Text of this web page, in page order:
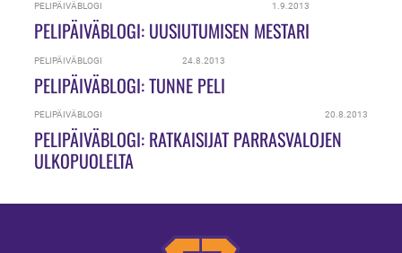
PELIPÄIVÄBLOGI 1.9.2013
PELIPÄIVÄBLOGI: UUSIUTUMISEN MESTARI
PELIPÄIVÄBLOGI 24.8.2013
PELIPÄIVÄBLOGI: TUNNE PELI
PELIPÄIVÄBLOGI 20.8.2013
PELIPÄIVÄBLOGI: RATKAISIJAT PARRASVALOJEN
ULKOPUOLELTA